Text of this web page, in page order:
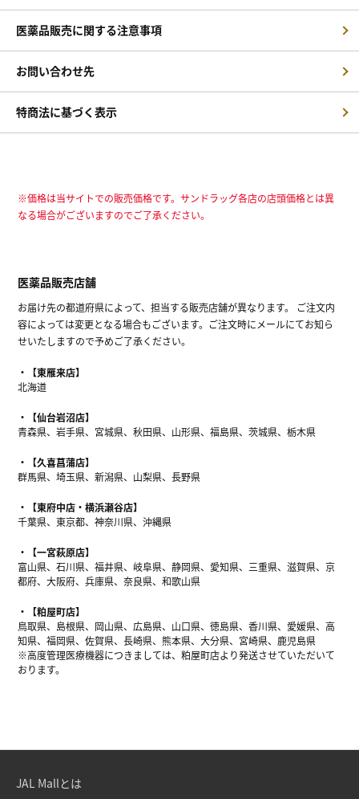
医薬品販売に関する注意事項
お問い合わせ先
特商法に基づく表示
※価格は当サイトでの販売価格です。サンドラッグ各店の店頭価格とは異
なる場合がございますのでご了承ください。
医薬品販売店舗
お届け先の都道府県によって、担当する販売店舗が異なります。 ご注文内
容によっては変更となる場合もございます。ご注文時にメールにてお知ら
せいたしますので予めご了承ください。
【東雁来店】
北海道
【仙台岩沼店】
青森県、岩手県、宮城県、秋田県、山形県、福島県、茨城県、栃木県
【久喜菖蒲店】
群馬県、埼玉県、新潟県、山梨県、長野県
【東府中店・横浜瀬谷店】
千葉県、東京都、神奈川県、沖縄県
【一宮萩原店】
富山県、石川県、福井県、岐阜県、静岡県、愛知県、三重県、滋賀県、京
都府、大阪府、兵庫県、奈良県、和歌山県
【粕屋町店】
鳥取県、島根県、岡山県、広島県、山口県、徳島県、香川県、愛媛県、高
知県、福岡県、佐賀県、長崎県、熊本県、大分県、宮崎県、鹿児島県
※高度管理医療機器につきましては、粕屋町店より発送させていただいて
おります。
JAL Mallとは